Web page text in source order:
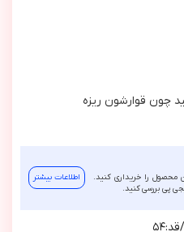
چون قوارشون ريزه
محصول را خریداری کنید.
پی بررسی کنید.
اطلاعات بیشتر